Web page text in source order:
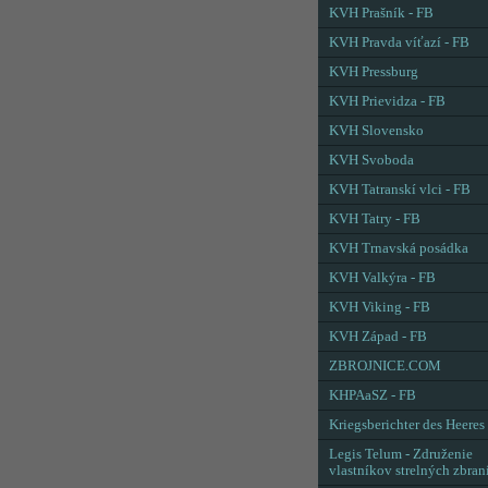
KVH Prašník - FB
KVH Pravda víťazí - FB
KVH Pressburg
KVH Prievidza - FB
KVH Slovensko
KVH Svoboda
KVH Tatranskí vlci - FB
KVH Tatry - FB
KVH Trnavská posádka
KVH Valkýra - FB
KVH Viking - FB
KVH Západ - FB
ZBROJNICE.COM
KHPAaSZ - FB
Kriegsberichter des Heeres
Legis Telum - Združenie
vlastníkov strelných